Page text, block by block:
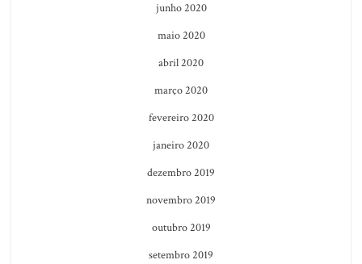
junho 2020
maio 2020
abril 2020
março 2020
fevereiro 2020
janeiro 2020
dezembro 2019
novembro 2019
outubro 2019
setembro 2019